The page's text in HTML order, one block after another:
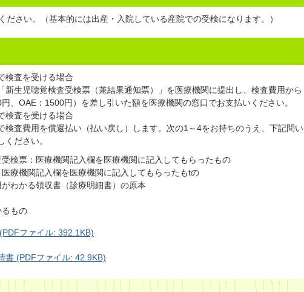
ださい。（基本的には出産・入院している産院での受検になります。）
検査を受ける場合
新生児聴覚検査受検票（兼結果通知票）」を医療機関に提出し、検査費用から
、OAE：1500円）を差し引いた額を医療機関の窓口でお支払いください。
検査を受ける場合
検査費用を償還払い（払い戻し）します。次の1～4をお持ちのうえ、下記問い
ださい。
検票：医療機関記入欄を医療機関に記入してもらったもの
療機関記入欄を医療機関に記入してもらったもtの
わかる領収書（診療明細書）の原本
もの
ファイル: 392.1KB)
書 (PDFファイル: 42.9KB)